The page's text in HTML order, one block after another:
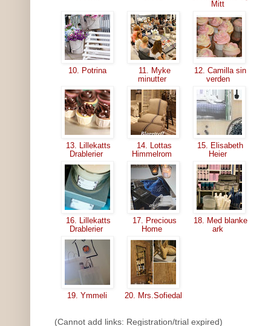
Mitt
10. Potrina
11. Myke
minutter
12. Camilla sin
verden
13. Lillekatts
Drablerier
14. Lottas
Himmelrom
15. Elisabeth
Heier
16. Lillekatts
Drablerier
17. Precious
Home
18. Med blanke
ark
19. Ymmeli 20. Mrs.Sofiedal
(Cannot add links: Registration/trial expired)